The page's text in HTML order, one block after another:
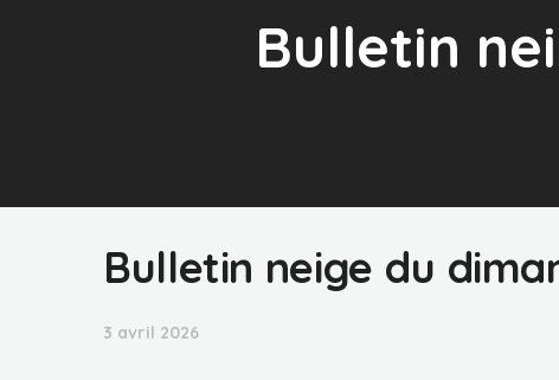
Bulletin
Bulletin neige du
3 avril 2026